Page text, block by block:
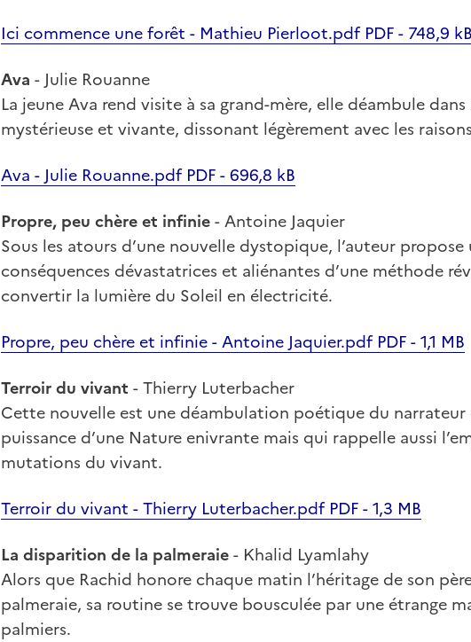
Ici commence une forêt - Mathieu Pierloot.pdf PDF - 748,9 kB
Ava - Julie Rouanne
La jeune Ava rend visite à sa grand-mère, elle déambule
mystérieuse et vivante, dissonant légèrement avec les
Ava - Julie Rouanne.pdf PDF - 696,8 kB
Propre, peu chère et infinie- Antoine Jaquier
Sous les atours d’une nouvelle dystopique, l’auteur propose
conséquences dévastatrices et aliénantes d’une méthode
convertir la lumière du Soleil en électricité.
Propre, peu chère et infinie - Antoine Jaquier.pdf PDF - 1,1 MB
Terroir du vivant - Thierry Luterbacher
Cette nouvelle est une déambulation poétique du narrateur
puissance d’une Nature enivrante mais qui rappelle aussi
mutations du vivant.
Terroir du vivant - Thierry Luterbacher.pdf PDF - 1,3 MB
La disparition de la palmeraie- Khalid Lyamlahy
Alors que Rachid honore chaque matin l’héritage de son
palmeraie, sa routine se trouve bousculée par une étrange
palmiers.